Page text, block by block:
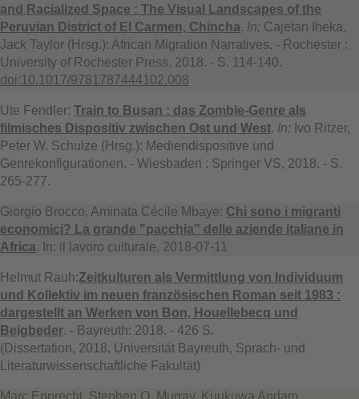
and Racialized Space : The Visual Landscapes of the
Peruvian District of El Carmen, Chincha. In: Cajetan Iheka,
Jack Taylor (Hrsg.): African Migration Narratives. - Rochester :
University of Rochester Press, 2018. - S. 114-140.
doi:10.1017/9781787444102.008
Ute Fendler: Train to Busan : das Zombie-Genre als
filmisches Dispositiv zwischen Ost und West. In: Ivo Ritzer,
Peter W. Schulze (Hrsg.): Mediendispositive und
Genrekonfigurationen. - Wiesbaden : Springer VS, 2018. - S.
265-277.
Giorgio Brocco, Aminata Cécile Mbaye: Chi sono i migranti
economici? La grande "pacchia" delle aziende italiane in
Africa. In: il lavoro culturale, 2018-07-11
Helmut Rauh:Zeitkulturen als Vermittlung von Individuum
und Kollektiv im neuen französischen Roman seit 1983 :
dargestellt an Werken von Bon, Houellebecq und
Beigbeder. - Bayreuth: 2018. - 426 S.
(Dissertation, 2018, Universität Bayreuth, Sprach- und
Literaturwissenschaftliche Fakultät)
Marc Epprecht, Stephen O. Murray, Kuukuwa Andam,